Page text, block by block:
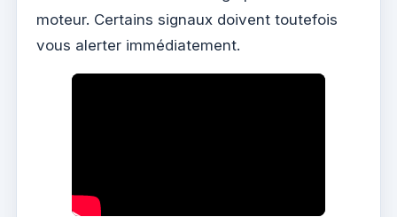
moteur. Certains signaux doivent toutefois
vous alerter immédiatement.